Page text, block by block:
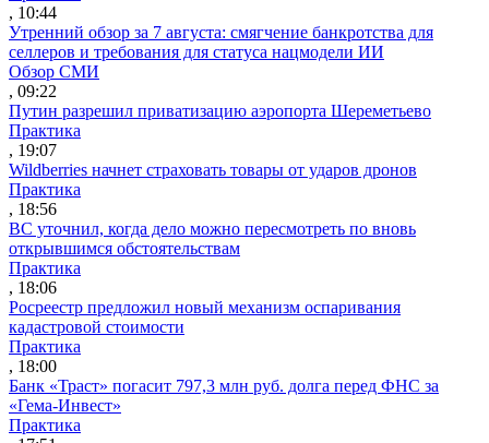
, 10:44
Утренний обзор за 7 августа: смягчение банкротства для
селлеров и требования для статуса нацмодели ИИ
Обзор СМИ
, 09:22
Путин разрешил приватизацию аэропорта Шереметьево
Практика
, 19:07
Wildberries начнет страховать товары от ударов дронов
Практика
, 18:56
ВС уточнил, когда дело можно пересмотреть по вновь
открывшимся обстоятельствам
Практика
, 18:06
Росреестр предложил новый механизм оспаривания
кадастровой стоимости
Практика
, 18:00
Банк «Траст» погасит 797,3 млн руб. долга перед ФНС за
«Гема-Инвест»
Практика